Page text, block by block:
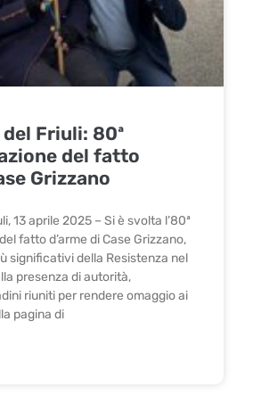
Friuli: 80ª
del fatto
Grizzano
13 aprile 2025 – Si è svolta l’80ª
fatto d’arme di Case Grizzano,
significativi della Resistenza nel
presenza di autorità,
riuniti per rendere omaggio ai
pagina di